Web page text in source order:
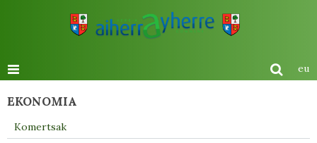
eu
EKONOMIA
Komertsak